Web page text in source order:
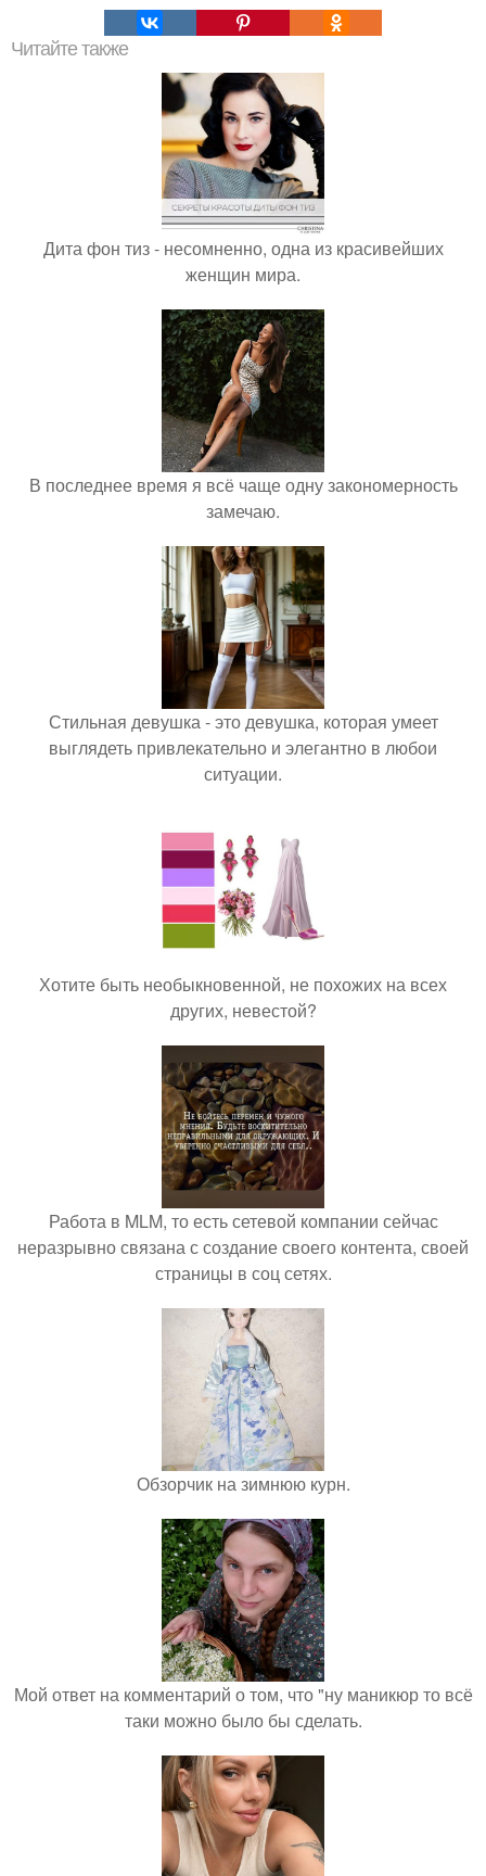
Читайте также
Дита фон тиз - несомненно, одна из красивейших
женщин мира.
В последнее время я всё чаще одну закономерность
замечаю.
Стильная девушка - это девушка, которая умеет
выглядеть привлекательно и элегантно в любои
ситуации.
Хотите быть необыкновенной, не похожих на всех
других, невестой?
Работа в MLM, то есть сетевой компании сейчас
неразрывно связана с создание своего контента, своей
страницы в соц сетях.
Обзорчик на зимнюю курн.
Мой ответ на комментарий о том, что "ну маникюр то всё
таки можно было бы сделать.